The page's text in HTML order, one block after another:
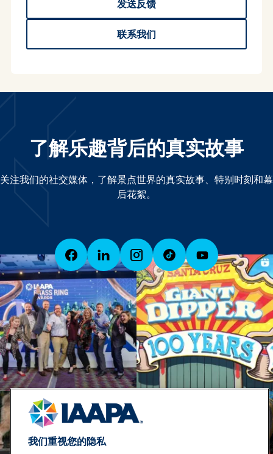
发送反馈
联系我们
了解乐趣背后的真实故事
关注我们的社交媒体，了解景点世界的真实故事、特别时刻和幕
后花絮。
我们重视您的隐私